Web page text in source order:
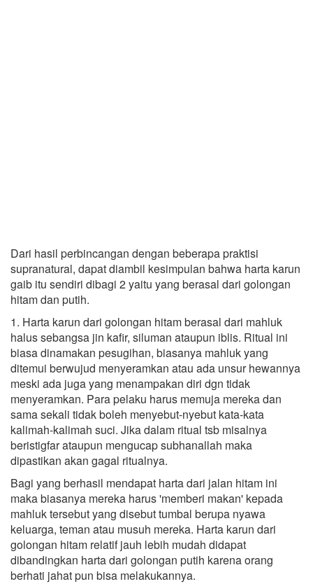
Dari hasil perbincangan dengan beberapa praktisi
supranatural, dapat diambil kesimpulan bahwa harta karun
gaib itu sendiri dibagi 2 yaitu yang berasal dari golongan
hitam dan putih.
1. Harta karun dari golongan hitam berasal dari mahluk
halus sebangsa jin kafir, siluman ataupun iblis. Ritual ini
biasa dinamakan pesugihan, biasanya mahluk yang
ditemui berwujud menyeramkan atau ada unsur hewannya
meski ada juga yang menampakan diri dgn tidak
menyeramkan. Para pelaku harus memuja mereka dan
sama sekali tidak boleh menyebut-nyebut kata-kata
kalimah-kalimah suci. Jika dalam ritual tsb misalnya
beristigfar ataupun mengucap subhanallah maka
dipastikan akan gagal ritualnya.
Bagi yang berhasil mendapat harta dari jalan hitam ini
maka biasanya mereka harus 'memberi makan' kepada
mahluk tersebut yang disebut tumbal berupa nyawa
keluarga, teman atau musuh mereka. Harta karun dari
golongan hitam relatif jauh lebih mudah didapat
dibandingkan harta dari golongan putih karena orang
berhati jahat pun bisa melakukannya.